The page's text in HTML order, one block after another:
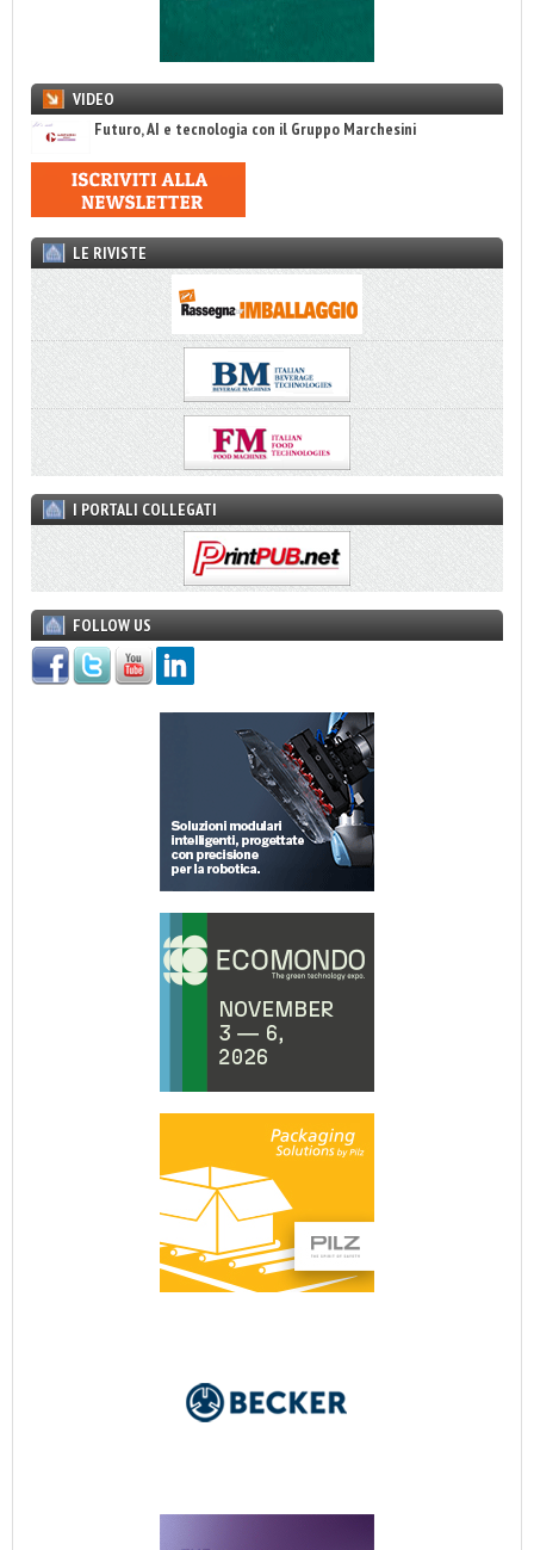
VIDEO
Futuro, AI e tecnologia con il Gruppo Marchesini
LE RIVISTE
I PORTALI COLLEGATI
FOLLOW US